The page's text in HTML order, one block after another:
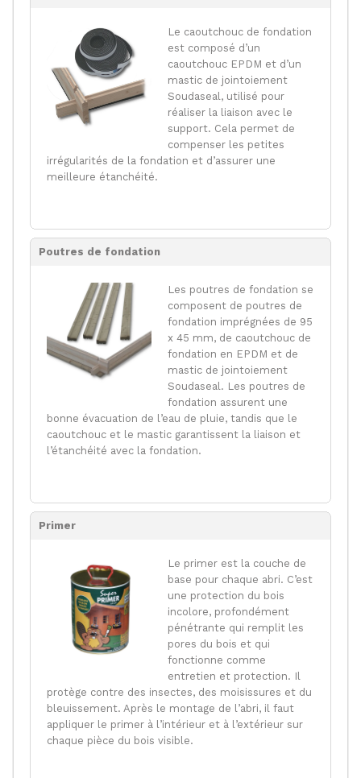
Le caoutchouc de fondation
est composé d’un
caoutchouc EPDM et d’un
mastic de jointoiement
Soudaseal, utilisé pour
réaliser la liaison avec le
support. Cela permet de
compenser les petites
irrégularités de la fondation et d’assurer une
meilleure étanchéité.
Poutres de fondation
Les poutres de fondation se
composent de poutres de
fondation imprégnées de 95
x 45 mm, de caoutchouc de
fondation en EPDM et de
mastic de jointoiement
Soudaseal. Les poutres de
fondation assurent une
bonne évacuation de l’eau de pluie, tandis que le
caoutchouc et le mastic garantissent la liaison et
l’étanchéité avec la fondation.
Primer
Le primer est la couche de
base pour chaque abri. C’est
une protection du bois
incolore, profondément
pénétrante qui remplit les
pores du bois et qui
fonctionne comme
entretien et protection. Il
protège contre des insectes, des moisissures et du
bleuissement. Après le montage de l’abri, il faut
appliquer le primer à l’intérieur et à l’extérieur sur
chaque pièce du bois visible.